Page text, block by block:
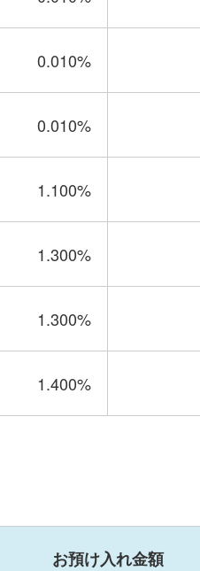
0.010%
0.010%
1.100%
1.300%
1.300%
1.400%
お預け入れ金額